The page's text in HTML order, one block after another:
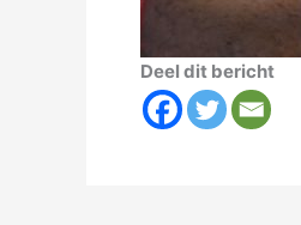
Deel dit bericht